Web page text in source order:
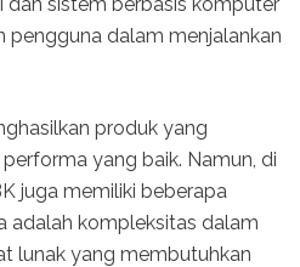
dalam menjalankan
produk yang
yang baik. Namun, di
juga memiliki beberapa
adalah kompleksitas dalam
lunak yang membutuhkan